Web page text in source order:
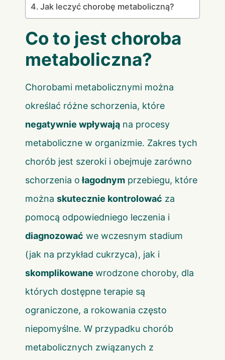
Jak leczyć chorobę metaboliczną?
Co to jest choroba
metaboliczna?
Chorobami metabolicznymi można
określać różne schorzenia, które
negatywnie wpływają na procesy
metaboliczne w organizmie. Zakres tych
chorób jest szeroki i obejmuje zarówno
schorzenia ołagodnym przebiegu, które
można skutecznie kontrolować za
pomocą odpowiedniego leczenia i
diagnozować we wczesnym stadium
(jak na przykład cukrzyca), jak i
skomplikowane wrodzone choroby, dla
których dostępne terapie są
ograniczone, a rokowania często
niepomyślne. W przypadku chorób
metabolicznych związanych z